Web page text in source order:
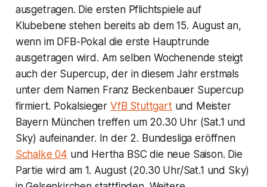
ausgetragen. Die ersten Pflichtspiele auf
Klubebene stehen bereits ab dem 15. August an,
wenn im DFB-Pokal die erste Hauptrunde
ausgetragen wird. Am selben Wochenende steigt
auch der Supercup, der in diesem Jahr erstmals
unter dem Namen Franz Beckenbauer Supercup
firmiert. Pokalsieger VfB Stuttgartund Meister
Bayern München treffen um 20.30 Uhr (Sat.1 und
Sky) aufeinander. In der 2. Bundesliga eröffnen
Schalke 04 und Hertha BSC die neue Saison. Die
Partie wird am 1. August (20.30 Uhr/Sat.1 und Sky)